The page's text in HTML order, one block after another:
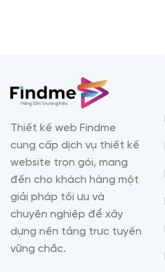
Thiết kế web Findme
cung cấp dịch vụ thiết kế
website trọn gói, mang
đến cho khách hàng một
giải pháp tối ưu và
chuyên nghiệp để xây
dựng nền tảng trực tuyến
vững chắc.